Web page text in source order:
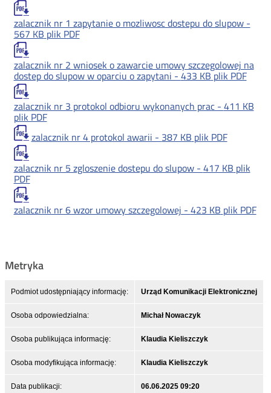
zalacznik nr 1 zapytanie o mozliwosc dostepu do slupow -
567 KB plik PDF
zalacznik nr 2 wniosek o zawarcie umowy szczegolowej na
dostep do slupow w oparciu o zapytani - 433 KBplik PDF
zalacznik nr 3 protokol odbioru wykonanych prac - 411 KB
plik PDF
zalacznik nr 4 protokol awarii - 387 KB plik PDF
zalacznik nr 5 zgloszenie dostepu do slupow - 417 KB plik
PDF
zalacznik nr 6 wzor umowy szczegolowej - 423 KB plik PDF
Metryka
Podmiot udostępniający informację: Urząd Komunikacji Elektronicznej
Osoba odpowiedzialna: Michał Nowaczyk
Osoba publikująca informację: Klaudia Kieliszczyk
Osoba modyfikująca informację: Klaudia Kieliszczyk
Data publikacji: 06.06.2025 09:20